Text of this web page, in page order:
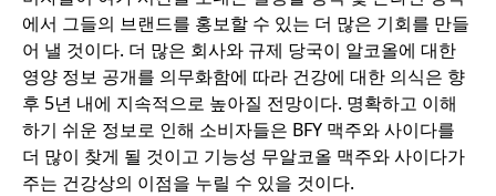
에서 그들의 브랜드를 홍보할 수 있는 더 많은 기회를 만들
어 낼 것이다. 더 많은 회사와 규제 당국이 알코올에 대한
영양 정보 공개를 의무화함에 따라 건강에 대한 의식은 향
후 5년 내에 지속적으로 높아질 전망이다. 명확하고 이해
하기 쉬운 정보로 인해 소비자들은 BFY 맥주와 사이다를
더 많이 찾게 될 것이고 기능성 무알코올 맥주와 사이다가
주는 건강상의 이점을 누릴 수 있을 것이다.